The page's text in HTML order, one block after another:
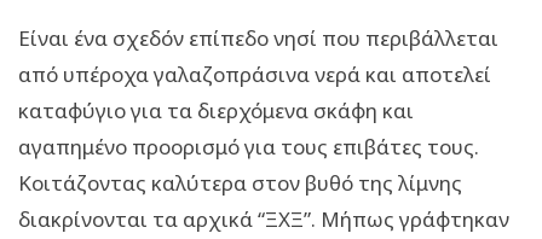
Είναι ένα σχεδόν επίπεδο νησί που περιβάλλεται
από υπέροχα γαλαζοπράσινα νερά και αποτελεί
καταφύγιο για τα διερχόμενα σκάφη και
αγαπημένο προορισμό για τους επιβάτες τους.
Κοιτάζοντας καλύτερα στον βυθό της λίμνης
διακρίνονται τα αρχικά “ΞΧΞ”. Μήπως γράφτηκαν